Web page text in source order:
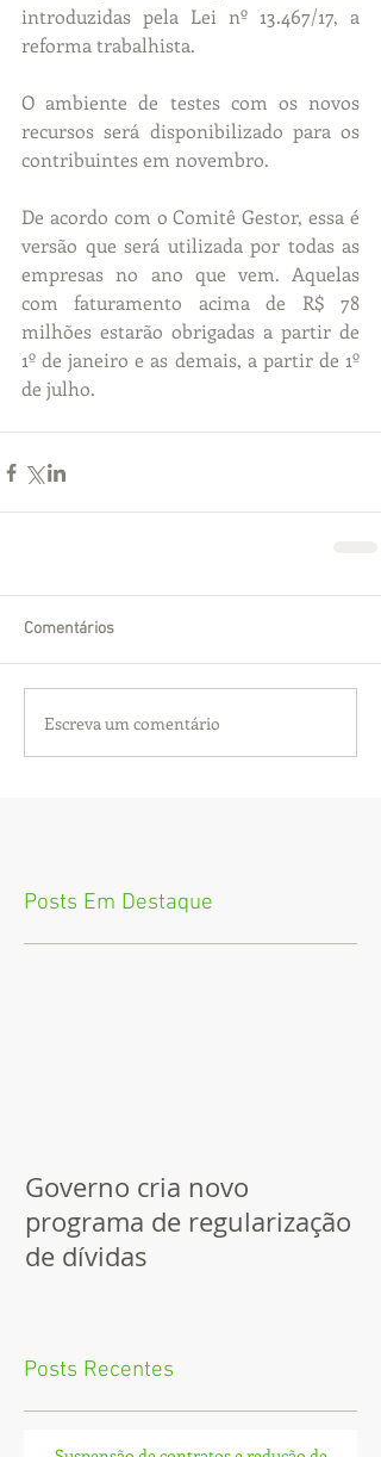
introduzidas pela Lei nº 13.467/17, a
reforma trabalhista.
O ambiente de testes com os novos
recursos será disponibilizado para os
contribuintes em novembro.
De acordo com o Comitê Gestor, essa é
versão que será utilizada por todas as
empresas no ano que vem. Aquelas
com faturamento acima de R$ 78
milhões estarão obrigadas a partir de
1º de janeiro e as demais, a partir de 1º
de julho.
Comentários
Escreva um comentário
Posts Em Destaque
Governo cria novo
programa de regularização
de dívidas
Posts Recentes